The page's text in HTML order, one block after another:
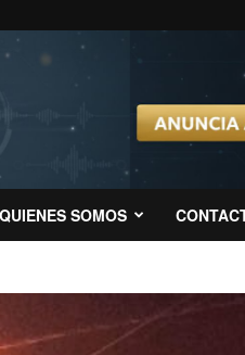
QUIENES SOMOS